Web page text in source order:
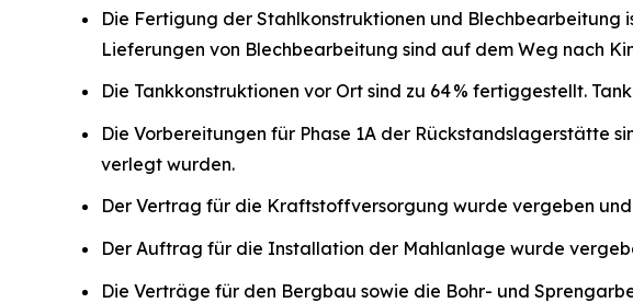
Die Fertigung der Stahlkonstruktionen und Blechbearbeitung
Lieferungen von Blechbearbeitung sind auf dem Weg nach
Die Tankkonstruktionen vor Ort sind zu 64 % fertiggestellt.
Die Vorbereitungen für Phase 1A der Rückstandslagerstätte
verlegt wurden.
Der Vertrag für die Kraftstoffversorgung wurde vergeben
Der Auftrag für die Installation der Mahlanlage wurde
Die Verträge für den Bergbau sowie die Bohr- und